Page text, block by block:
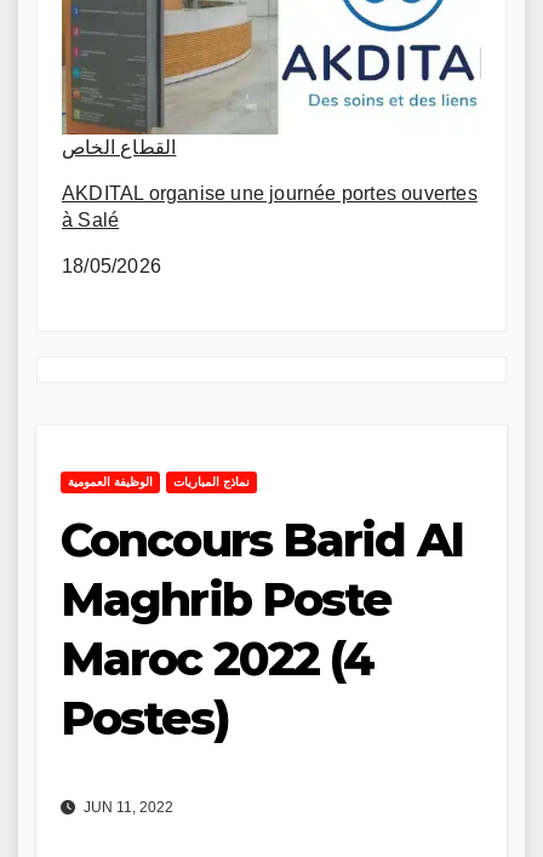
القطاع الخاص
AKDITAL organise une journée portes ouvertes
à Salé
18/05/2026
الوظيفة العمومية نماذج المباريات
Concours Barid Al
Maghrib Poste
Maroc 2022 (4
Postes)
JUN 11, 2022